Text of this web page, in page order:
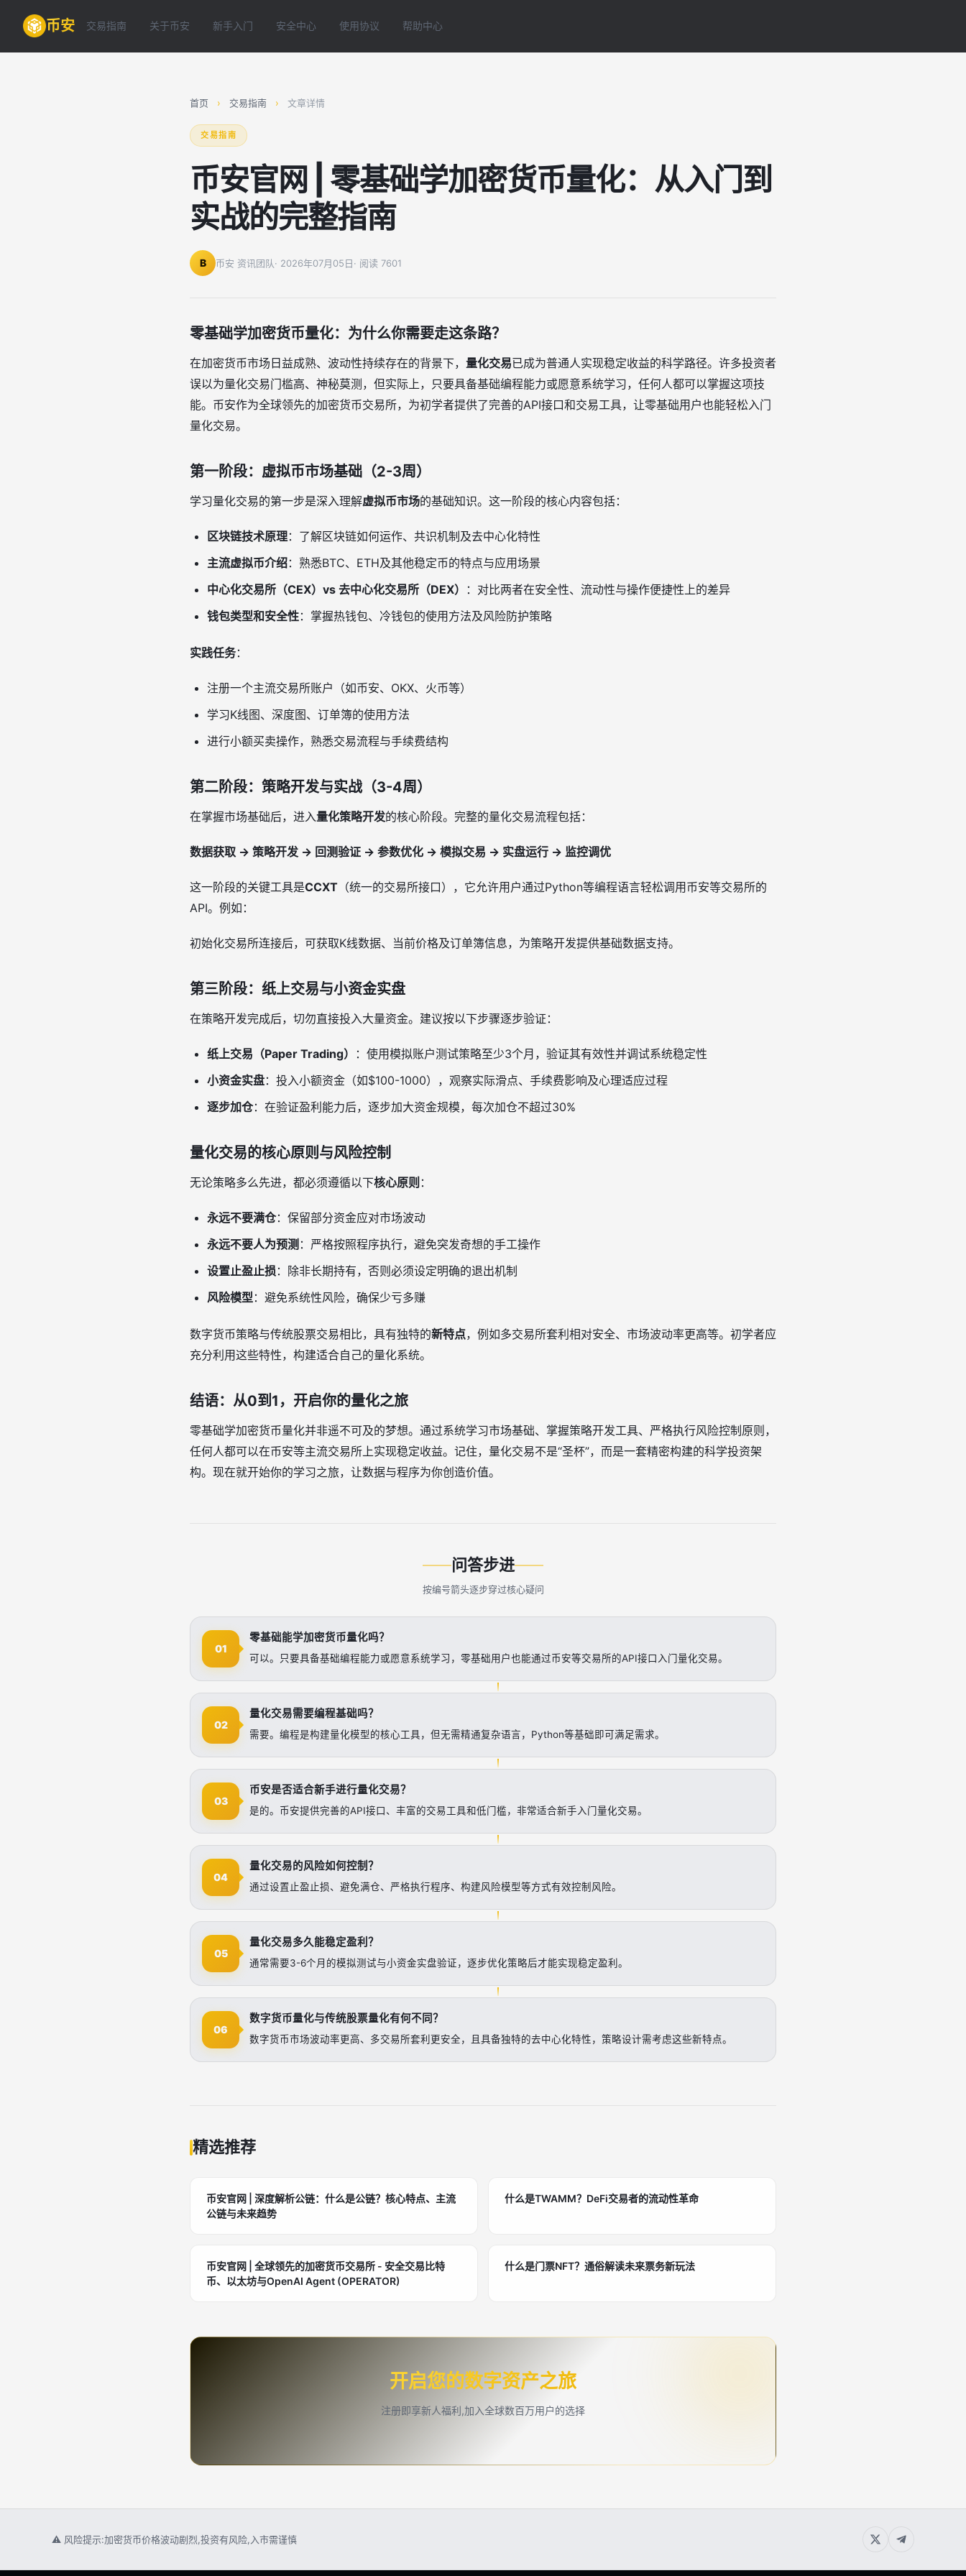
币安 交易指南 关于币安 新手入门 安全中心 使用协议 帮助中心
首页 › 交易指南 › 文章详情
交易指南
币安官网 | 零基础学加密货币量化：从入门到
实战的完整指南
B 币安 资讯团队· 2026年07月05日· 阅读 7601
零基础学加密货币量化：为什么你需要走这条路？
在加密货币市场日益成熟、波动性持续存在的背景下， 量化交易已成为普通人实现稳定收益的科学路径。许多投资者
误以为量化交易门槛高、神秘莫测，但实际上，只要具备基础编程能力或愿意系统学习，任何人都可以掌握这项技
能。币安作为全球领先的加密货币交易所，为初学者提供了完善的API接口和交易工具，让零基础用户也能轻松入门
量化交易。
第一阶段：虚拟币市场基础（2-3周）
学习量化交易的第一步是深入理解虚拟币市场的基础知识。这一阶段的核心内容包括：
区块链技术原理：了解区块链如何运作、共识机制及去中心化特性
主流虚拟币介绍：熟悉BTC、ETH及其他稳定币的特点与应用场景
中心化交易所（CEX）vs 去中心化交易所（DEX）
：对比两者在安全性、流动性与操作便捷性上的差异
钱包类型和安全性：掌握热钱包、冷钱包的使用方法及风险防护策略
实践任务：
注册一个主流交易所账户（如币安、OKX、火币等）
学习K线图、深度图、订单簿的使用方法
进行小额买卖操作，熟悉交易流程与手续费结构
第二阶段：策略开发与实战（3-4周）
在掌握市场基础后，进入量化策略开发的核心阶段。完整的量化交易流程包括：
数据获取 → 策略开发 → 回测验证 → 参数优化 → 模拟交易 → 实盘运行 → 监控调优
这一阶段的关键工具是CCXT （统一的交易所接口），它允许用户通过Python等编程语言轻松调用币安等交易所的
API。例如：
初始化交易所连接后，可获取K线数据、当前价格及订单簿信息，为策略开发提供基础数据支持。
第三阶段：纸上交易与小资金实盘
在策略开发完成后，切勿直接投入大量资金。建议按以下步骤逐步验证：
纸上交易（Paper Trading）
：使用模拟账户测试策略至少3个月，验证其有效性并调试系统稳定性
小资金实盘：投入小额资金（如$100-1000），观察实际滑点、手续费影响及心理适应过程
逐步加仓：在验证盈利能力后，逐步加大资金规模，每次加仓不超过30%
量化交易的核心原则与风险控制
无论策略多么先进，都必须遵循以下核心原则 ：
永远不要满仓：保留部分资金应对市场波动
永远不要人为预测 ：严格按照程序执行，避免突发奇想的手工操作
设置止盈止损 ：除非长期持有，否则必须设定明确的退出机制
风险模型：避免系统性风险，确保少亏多赚
数字货币策略与传统股票交易相比，具有独特的新特点，例如多交易所套利相对安全、市场波动率更高等。初学者应
充分利用这些特性，构建适合自己的量化系统。
结语：从0到1，开启你的量化之旅
零基础学加密货币量化并非遥不可及的梦想。通过系统学习市场基础、掌握策略开发工具、严格执行风险控制原则，
任何人都可以在币安等主流交易所上实现稳定收益。记住，量化交易不是“圣杯”，而是一套精密构建的科学投资架
构。现在就开始你的学习之旅，让数据与程序为你创造价值。
问答步进
按编号箭头逐步穿过核心疑问
01
零基础能学加密货币量化吗？
可以。只要具备基础编程能力或愿意系统学习，零基础用户也能通过币安等交易所的API接口入门量化交易。
02
量化交易需要编程基础吗？
需要。编程是构建量化模型的核心工具，但无需精通复杂语言，Python等基础即可满足需求。
03
币安是否适合新手进行量化交易？
是的。币安提供完善的API接口、丰富的交易工具和低门槛，非常适合新手入门量化交易。
04
量化交易的风险如何控制？
通过设置止盈止损、避免满仓、严格执行程序、构建风险模型等方式有效控制风险。
05
量化交易多久能稳定盈利？
通常需要3-6个月的模拟测试与小资金实盘验证，逐步优化策略后才能实现稳定盈利。
06
数字货币量化与传统股票量化有何不同？
数字货币市场波动率更高、多交易所套利更安全，且具备独特的去中心化特性，策略设计需考虑这些新特点。
精选推荐
币安官网 | 深度解析公链：什么是公链？核心特点、主流
公链与未来趋势
什么是TWAMM？DeFi交易者的流动性革命
币安官网 | 全球领先的加密货币交易所 - 安全交易比特
币、以太坊与OpenAI Agent (OPERATOR)
什么是门票NFT？通俗解读未来票务新玩法
开启您的数字资产之旅
注册即享新人福利,加入全球数百万用户的选择
⚠ 风险提示:加密货币价格波动剧烈,投资有风险,入市需谨慎